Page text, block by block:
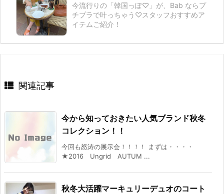
今流行りの「韓国っぽ♡」が、Bab ならプ
チプラで叶っちゃう♡スタッフおすすめア
イテムご紹介！
関連記事
今から知っておきたい人気ブランド秋冬
コレクション！！
今回も怒涛の展示会！！！！ まずは・・・・
★2016 Ungrid AUTUM ...
秋冬大活躍マーキュリーデュオのコート